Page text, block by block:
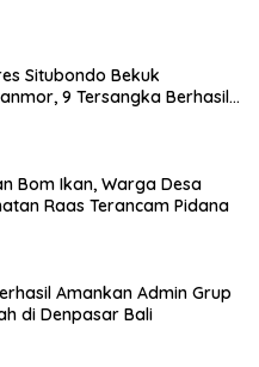
Situbondo Bekuk
9 Tersangka Berhasil
Bom Ikan, Warga Desa
Raas Terancam Pidana
Amankan Admin Grup
di Denpasar Bali